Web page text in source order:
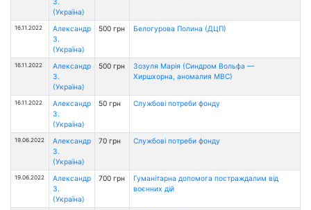
(Україна)
16.11.2022
Александр
З.
(Україна)
500 грн Белогурова Полина (ДЦП)
16.11.2022
Александр
З.
(Україна)
500 грн
Зозуля Марія (Синдром Вольфа —
Хиршхорна, аномалия МВС)
16.11.2022
Александр
З.
(Україна)
50 грн Службові потреби фонду
19.06.2022
Александр
З.
(Україна)
70 грн Службові потреби фонду
19.06.2022
Александр
З.
(Україна)
700 грн
Гуманітарна допомога постраждалим від
воєнних дій